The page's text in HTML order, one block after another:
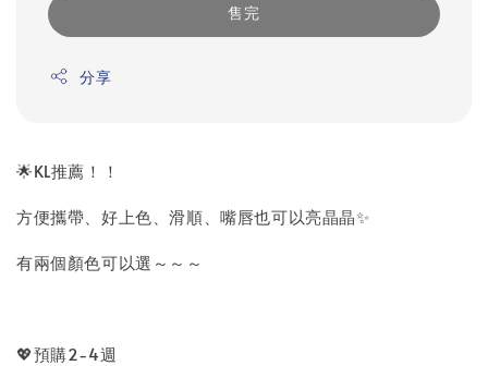
售完
分享
🌟KL推薦！！
方便攜帶、好上色、滑順、嘴唇也可以亮晶晶✨
有兩個顏色可以選～～～
💖預購2-4週